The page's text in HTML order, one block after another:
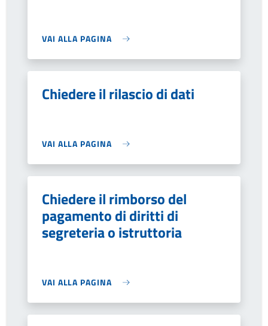
VAI ALLA PAGINA
Chiedere il rilascio di dati
VAI ALLA PAGINA
Chiedere il rimborso del
pagamento di diritti di
segreteria o istruttoria
VAI ALLA PAGINA